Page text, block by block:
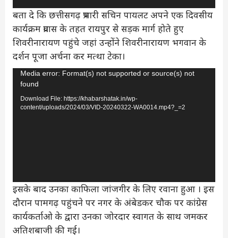
बता दे कि छत्तीसगढ़ प्रभारी सचिन पायलट अपने एक दिवसीय
कार्यक्रम प्रवास के तहत रायपुर से सड़क मार्ग होते हुए
शिवरीनारायण पहुंचे जहां उन्होंने शिवरीनारायण भगवान के
दर्शन पूजा अर्चना कर मत्था टेका।
Video
Player
Media error: Format(s) not supported or source(s) not
found
Download File: https://khabarshatak.in/wp-
content/uploads/2024/03/VID-20240322-WA0014.mp4?_=2
इसके बाद उनका काफिला जांजगीर के लिए रवाना हुआ । इस
दौरान पामगढ़ पहुंचने पर नगर के अंबेडकर चौक पर कांग्रेस
कार्यकर्ताओ के द्वारा उनका जोरदार स्वागत के साथ जमकर
अतिशबाजी की गई।